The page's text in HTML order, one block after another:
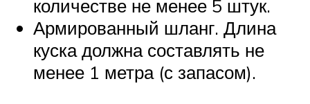
количестве не менее 5 штук.
Армированный шланг. Длина
куска должна составлять не
менее 1 метра (с запасом).